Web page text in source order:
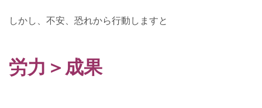
しかし、不安、恐れから行動しますと
労力＞成果